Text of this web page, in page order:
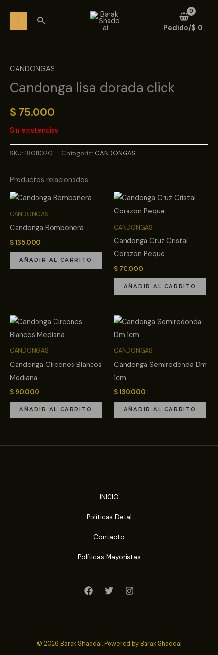
contenidoMENU
Buscar
Pedido/$ 0
CANDONGAS
Candonga lisa dorada click
$ 75.000
Sin existencias
SKU: 18011020 Categoría: CANDONGAS
Productos relacionados
CANDONGAS
Candonga Bombonera
$135.000
AÑADIR AL CARRITO
CANDONGAS
Candonga Cruz Cristal
Corazon Peque
$ 70.000
AÑADIR AL CARRITO
CANDONGAS
Candonga Circones Blancos
Mediana
$ 90.000
AÑADIR AL CARRITO
CANDONGAS
Candonga Semiredonda Dm
1cm
$130.000
AÑADIR AL CARRITO
INICIO
Políticas Detal
Contacto
Políticas Mayoristas
© 2026 Barak Shaddai. Powered by Barak Shaddai